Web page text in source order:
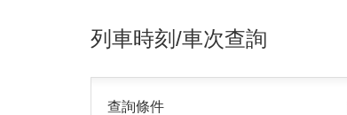
列車時刻/車次查詢
查詢條件